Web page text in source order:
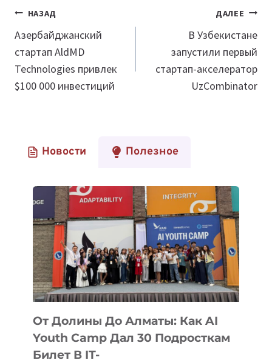
Навигация
по
записям
НАЗАД
Азербайджанский
стартап AldMD
Technologies привлек
$100 000 инвестиций
ДАЛЕЕ
В Узбекистане
запустили первый
стартап-акселератор
UzCombinator
Новости Полезное
От Долины До Алматы: Как AI
Youth Camp Дал 30 Подросткам
Билет В IT-